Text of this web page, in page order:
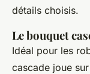
détails choisis.
Le bouquet
Idéal pour les
cascade joue